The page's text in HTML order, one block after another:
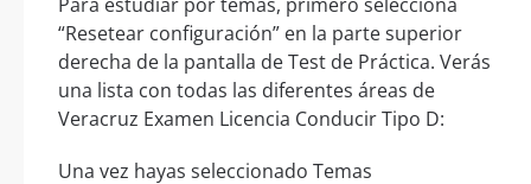
“Resetear configuración” en la parte superior
derecha de la pantalla de Test de Práctica. Verás
una lista con todas las diferentes áreas de
Veracruz Examen Licencia Conducir Tipo D:
Una vez hayas seleccionado Temas